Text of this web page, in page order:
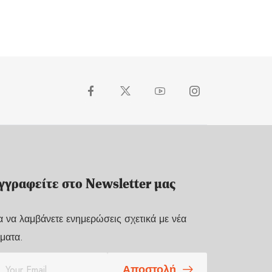
στο Newsletter μας
να λαμβάνετε ενημερώσεις σχετικά με νέα